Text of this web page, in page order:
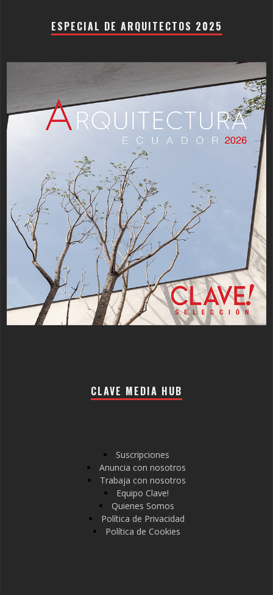
ESPECIAL DE ARQUITECTOS 2025
CLAVE MEDIA HUB
Suscripciones
Anuncia con nosotros
Trabaja con nosotros
Equipo Clave!
Quienes Somos
Política de Privacidad
Política de Cookies